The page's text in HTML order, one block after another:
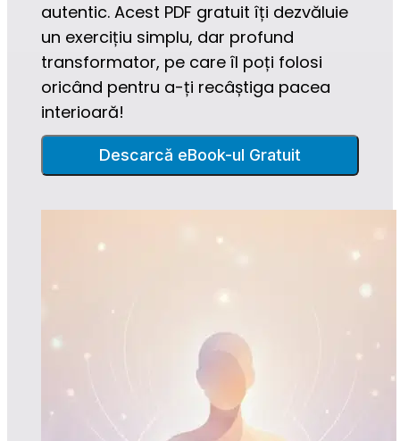
autentic. Acest PDF gratuit îți dezvăluie
un exercițiu simplu, dar profund
transformator, pe care îl poți folosi
oricând pentru a-ți recâștiga pacea
interioară!
Descarcă eBook-ul Gratuit